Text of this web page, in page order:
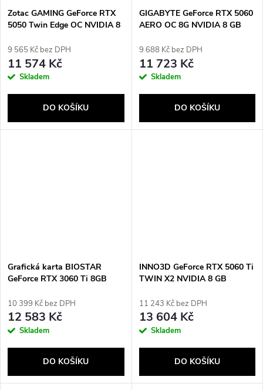
Zotac GAMING GeForce RTX
5050 Twin Edge OC NVIDIA 8
9 565 Kč bez DPH
11 574 Kč
Skladem
DO KOŠÍKU
GIGABYTE GeForce RTX 5060
AERO OC 8G NVIDIA 8 GB
9 688 Kč bez DPH
11 723 Kč
Skladem
DO KOŠÍKU
Grafická karta BIOSTAR
GeForce RTX 3060 Ti 8GB
10 399 Kč bez DPH
12 583 Kč
Skladem
DO KOŠÍKU
INNO3D GeForce RTX 5060 Ti
TWIN X2 NVIDIA 8 GB
11 243 Kč bez DPH
13 604 Kč
Skladem
DO KOŠÍKU